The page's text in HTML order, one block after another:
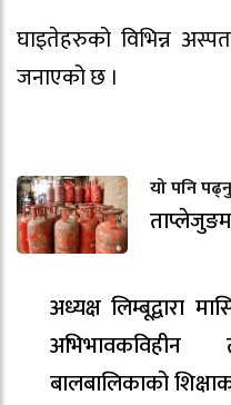
घाइतेहरुको विभिन्न
जनाएको छ ।
यो पनि
अध्यक्ष लिम्बूद्वारा
अभिभावकविहीन
बालबालिकाको